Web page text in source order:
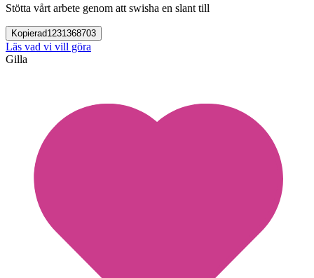
Stötta vårt arbete genom att swisha en slant till
Kopierad1231368703
Läs vad vi vill göra
Gilla